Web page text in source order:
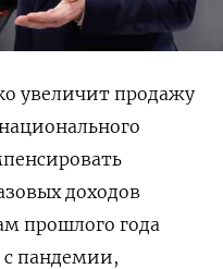
увеличит продажу
доходов
прошлого года
пандемии,